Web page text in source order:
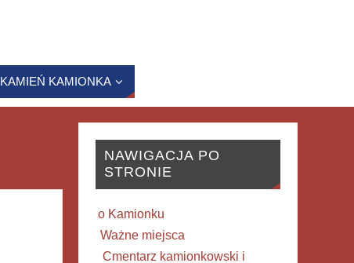
KAMIEŃ KAMIONKA
NAWIGACJA PO
STRONIE
o Kamionku
Ważne miejsca
Cmentarz kamionkowski i